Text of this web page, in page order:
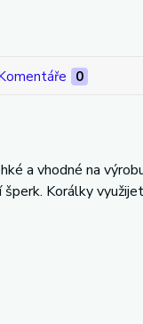
0
a vhodné na
Korálky